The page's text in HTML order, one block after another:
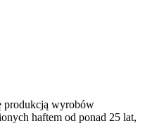
produkcją wyrobów
haftem od ponad 25 lat,